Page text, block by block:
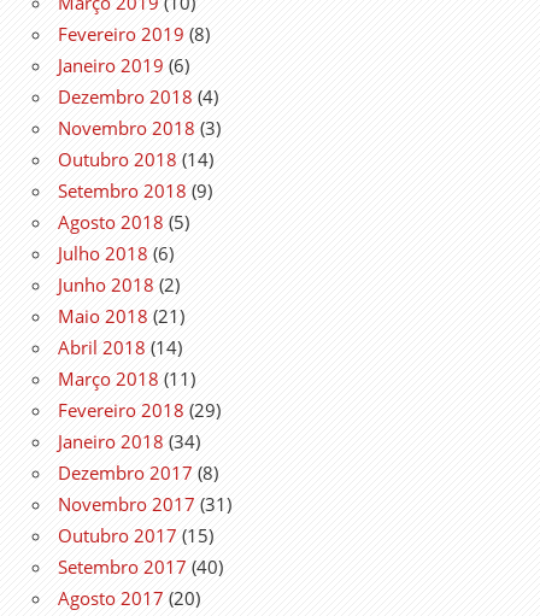
Fevereiro 2019 (8)
Janeiro 2019 (6)
Dezembro 2018 (4)
Novembro 2018 (3)
Outubro 2018 (14)
Setembro 2018 (9)
Agosto 2018 (5)
Julho 2018 (6)
Junho 2018 (2)
Maio 2018 (21)
Abril 2018 (14)
Março 2018 (11)
Fevereiro 2018 (29)
Janeiro 2018 (34)
Dezembro 2017 (8)
Novembro 2017 (31)
Outubro 2017 (15)
Setembro 2017 (40)
Agosto 2017 (20)